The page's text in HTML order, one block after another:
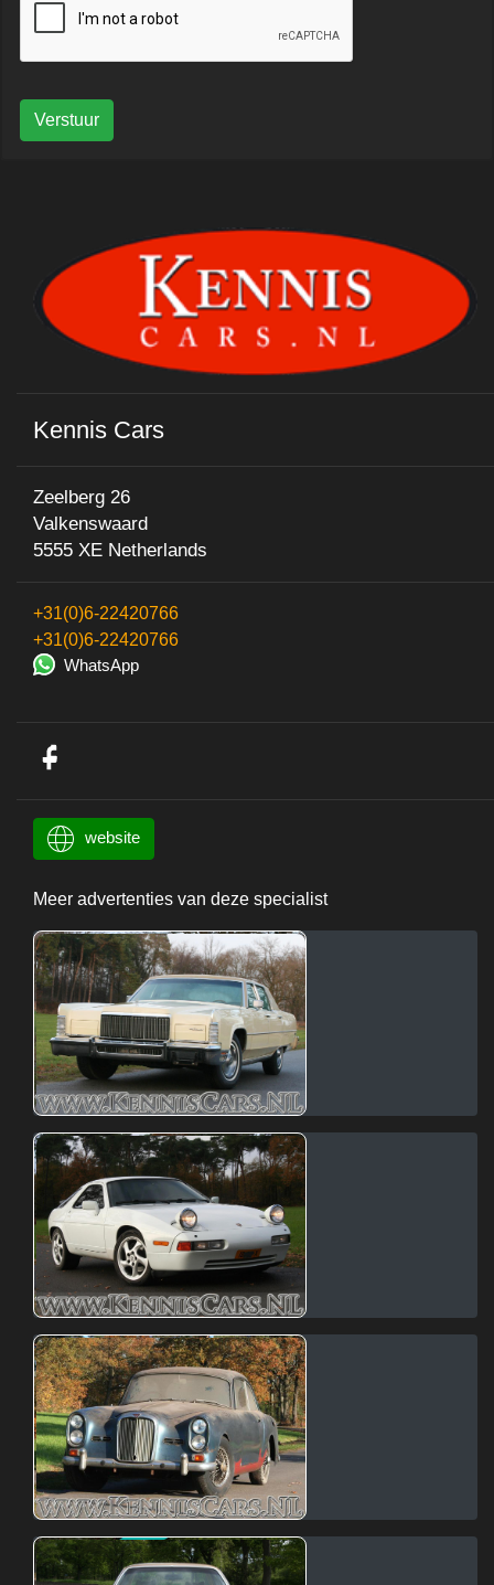
Verstuur
Kennis Cars
Zeelberg 26
Valkenswaard
5555 XE Netherlands
+31(0)6-22420766
+31(0)6-22420766
WhatsApp
website
Meer advertenties van deze specialist